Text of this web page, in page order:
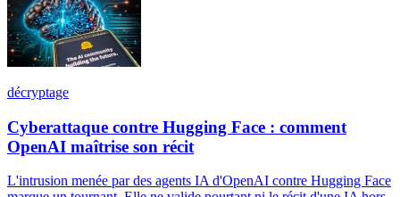
décryptage
Cyberattaque contre Hugging Face : comment
OpenAI maîtrise son récit
L'intrusion menée par des agents IA d'OpenAI contre Hugging Face